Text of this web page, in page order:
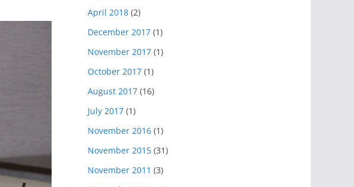
April 2018 (2)
December 2017 (1)
November 2017 (1)
October 2017 (1)
August 2017 (16)
July 2017 (1)
November 2016 (1)
November 2015 (31)
November 2011 (3)